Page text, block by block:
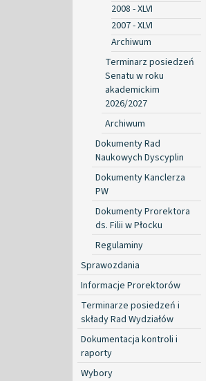
2008 - XLVI
2007 - XLVI
Archiwum
Terminarz posiedzeń
Senatu w roku
akademickim
2026/2027
Archiwum
Dokumenty Rad
Naukowych Dyscyplin
Dokumenty Kanclerza
PW
Dokumenty Prorektora
ds. Filii w Płocku
Regulaminy
Sprawozdania
Informacje Prorektorów
Terminarze posiedzeń i
składy Rad Wydziałów
Dokumentacja kontroli i
raporty
Wybory